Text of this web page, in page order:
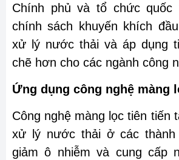
Chính phủ và tổ chức
chính sách khuyến khích
xử lý nước thải và áp dụng
chẽ hơn cho các ngành công
Ứng dụng công nghệ màng
Công nghệ màng lọc tiên tiến
xử lý nước thải ở các thành
giảm ô nhiễm và cung cấp